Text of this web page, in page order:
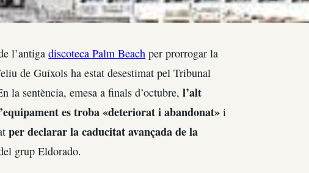
l’antigadiscoteca Palm Beach per prorrogar la
de Guíxols ha estat desestimat pel Tribunal
la sentència, emesa a finals d’octubre,l’alt
es troba «deteriorat i abandonat» i
per declarar la caducitat avançada de la
grup Eldorado.